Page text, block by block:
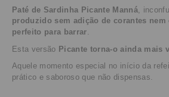
Paté de Sardinha Picante Manná,
produzido sem adição de corantes nem
perfeito para barrar
Esta versão Picante torna-o ainda mais
Aquele momento especial no início da
prático e saboroso que não dispensas.